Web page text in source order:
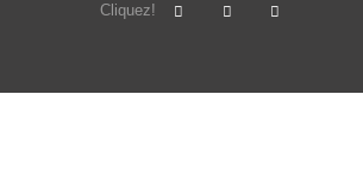
Cliquez!